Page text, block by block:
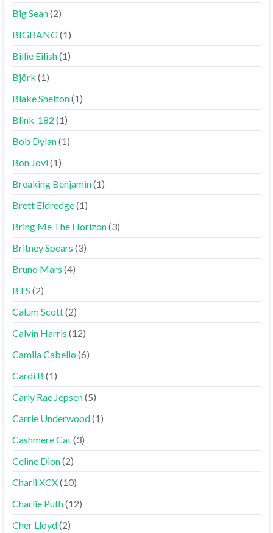
Big Sean(2)
BIGBANG(1)
Billie Eilish(1)
Björk (1)
Blake Shelton(1)
Blink-182 (1)
Bob Dylan(1)
Bon Jovi(1)
Breaking Benjamin(1)
Brett Eldredge(1)
Bring Me The Horizon(3)
Britney Spears (3)
Bruno Mars (4)
BTS (2)
Calum Scott(2)
Calvin Harris (12)
Camila Cabello(6)
Cardi B (1)
Carly Rae Jepsen(5)
Carrie Underwood(1)
Cashmere Cat(3)
Celine Dion(2)
Charli XCX(10)
Charlie Puth(12)
Cher Lloyd(2)